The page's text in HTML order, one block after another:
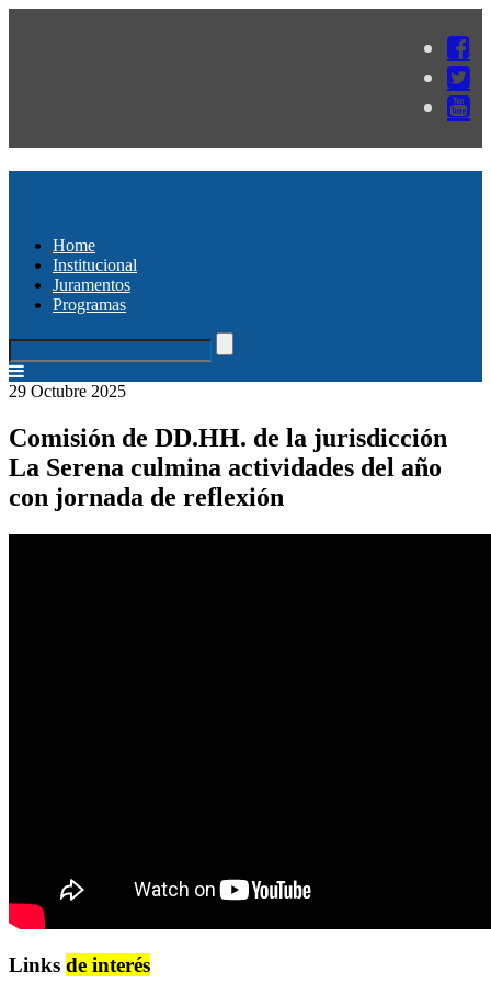
Home
Institucional
Juramentos
Programas
29 Octubre 2025
Comisión de DD.HH. de la jurisdicción
La Serena culmina actividades del año
con jornada de reflexión
Links de interés